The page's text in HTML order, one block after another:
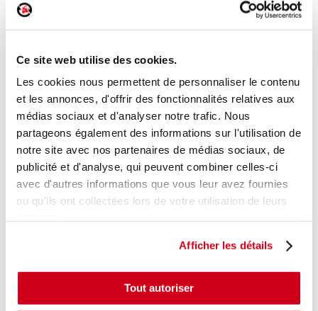
Ce site web utilise des cookies.
Les cookies nous permettent de personnaliser le contenu
et les annonces, d'offrir des fonctionnalités relatives aux
médias sociaux et d'analyser notre trafic. Nous
partageons également des informations sur l'utilisation de
notre site avec nos partenaires de médias sociaux, de
publicité et d'analyse, qui peuvent combiner celles-ci
avec d'autres informations que vous leur avez fournies
ou qu'ils ont collectées lors de votre utilisation de leurs
Afficher les détails
Tout autoriser
Volant
Réf. constructeur :B0007577ZD
Modèle de provenance
Caractéristiques techniques
En stock 35,00 € TTC
AJOUTER AU PANIER